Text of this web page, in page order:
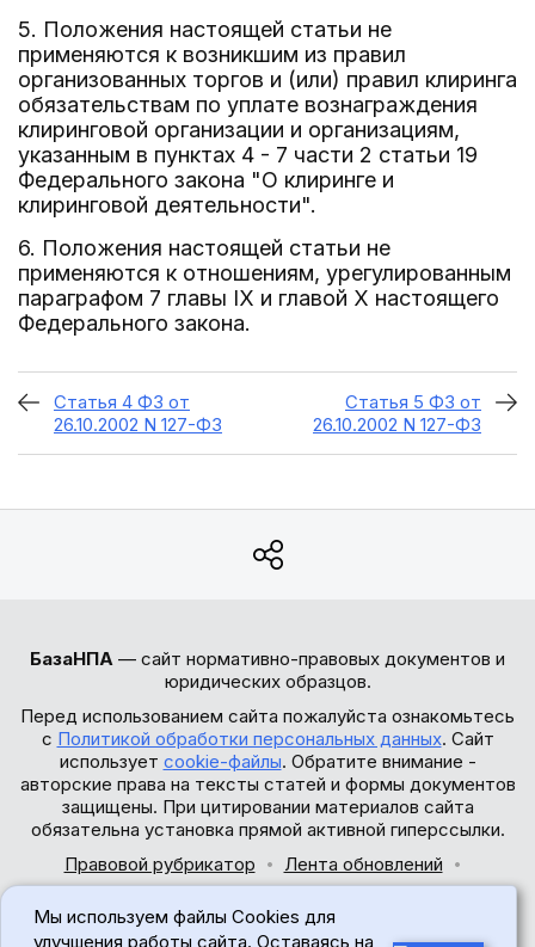
5. Положения настоящей статьи не
применяются к возникшим из правил
организованных торгов и (или) правил клиринга
обязательствам по уплате вознаграждения
клиринговой организации и организациям,
указанным в пунктах 4 - 7 части 2 статьи 19
Федерального закона "О клиринге и
клиринговой деятельности".
6. Положения настоящей статьи не
применяются к отношениям, урегулированным
параграфом 7 главы IX и главой X настоящего
Федерального закона.
Статья 4 ФЗ от
26.10.2002 N 127-ФЗ
Статья 5 ФЗ от
26.10.2002 N 127-ФЗ
БазаНПА — сайт нормативно-правовых документов и
юридических образцов.
Перед использованием сайта пожалуйста ознакомьтесь
с Политикой обработки персональных данных. Сайт
использует cookie-файлы. Обратите внимание -
авторские права на тексты статей и формы документов
защищены. При цитировании материалов сайта
обязательна установка прямой активной гиперссылки.
Правовой рубрикатор
Лента обновлений
© 2017-2026
Мы используем файлы Cookies для
улучшения работы сайта. Оставаясь на